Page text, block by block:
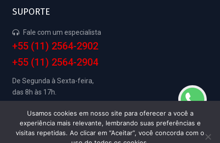
SUPORTE
Fale com um especialista
+55 (11) 2564-2902
+55 (11) 2564-2904
De Segunda à Sexta-feira,
das 8h às 17h.
SAGSE Electronic Service 2024 - Política de
Usamos cookies em nosso site para oferecer a você a
experiência mais relevante, lembrando suas preferências e
visitas repetidas. Ao clicar em “Aceitar”, você concorda com o